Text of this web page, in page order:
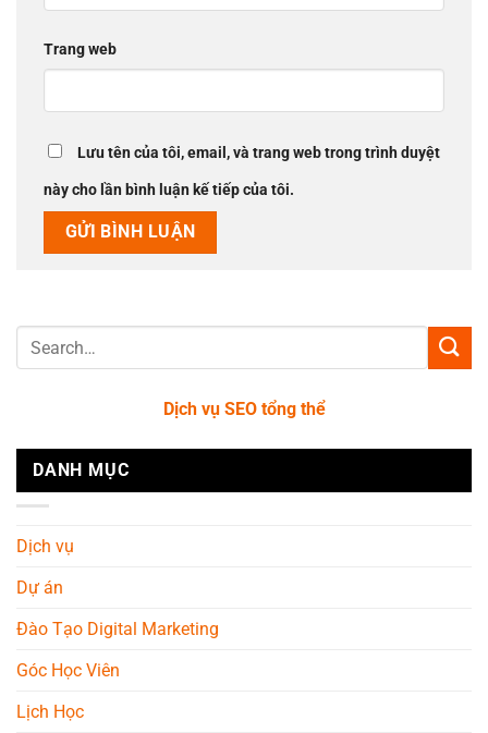
Trang web
Lưu tên của tôi, email, và trang web trong trình duyệt
này cho lần bình luận kế tiếp của tôi.
Dịch vụ SEO tổng thể
DANH MỤC
Dịch vụ
Dự án
Đào Tạo Digital Marketing
Góc Học Viên
Lịch Học